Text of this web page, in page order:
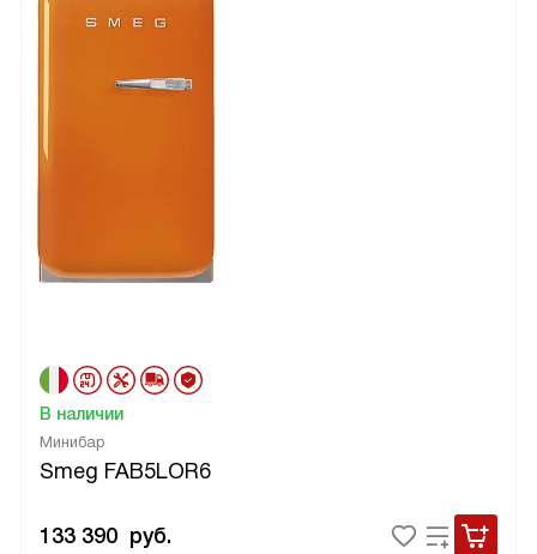
Минибар
Smeg FAB5LOR6
В наличии
133 390 руб.